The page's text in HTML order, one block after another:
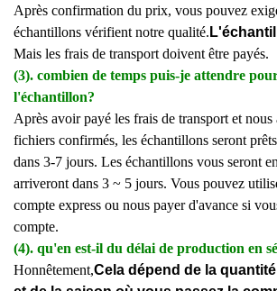
Après confirmation du prix, vous pouvez
échantillons vérifient notre qualité.
Mais les frais de transport doivent être payés.
(3). combien de temps puis-je attendre
l'échantillon?
Après avoir payé les frais de transport et
fichiers confirmés, les échantillons seront
dans 3-7 jours. Les échantillons vous seront
arriveront dans 3 ~ 5 jours. Vous pouvez
compte express ou nous payer d'avance si
compte.
(4). qu'en est-il du délai de production en
Honnêtement,Cela dépend de la